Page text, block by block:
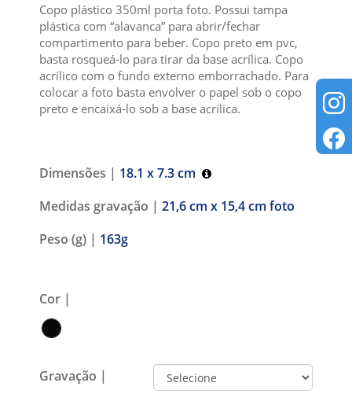
Copo plástico 350ml porta foto. Possui tampa
plástica com “alavanca” para abrir/fechar
compartimento para beber. Copo preto em pvc,
basta rosqueá-lo para tirar da base acrílica. Copo
acrílico com o fundo externo emborrachado. Para
colocar a foto basta envolver o papel sob o copo
preto e encaixá-lo sob a base acrílica.
Dimensões | 18.1 x 7.3 cm
Medidas gravação | 21,6 cm x 15,4 cm foto
Peso (g) | 163g
Cor |
Gravação |